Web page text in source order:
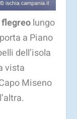
flegreolungo
a Piano
dell’isola
vista
Miseno